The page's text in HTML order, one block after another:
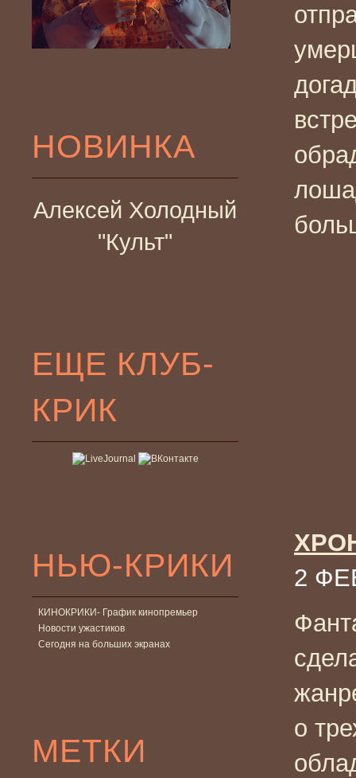
НОВИНКА
Алексей Холодный
"Культ"
ЕЩЕ КЛУБ-
КРИК
НЬЮ-КРИКИ
КИНОКРИКИ- График кинопремьер
Новости ужастиков
Сегодня на больших экранах
МЕТКИ
2
о